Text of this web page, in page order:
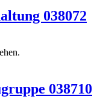
038072
038710